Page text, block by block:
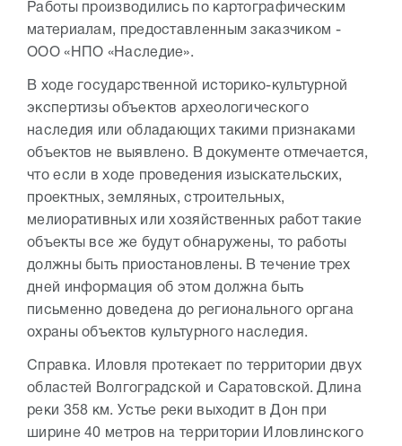
Работы производились по картографическим
материалам, предоставленным заказчиком -
ООО «НПО «Наследие».
В ходе государственной историко-культурной
экспертизы объектов археологического
наследия или обладающих такими признаками
объектов не выявлено. В документе отмечается,
что если в ходе проведения изыскательских,
проектных, земляных, строительных,
мелиоративных или хозяйственных работ такие
объекты все же будут обнаружены, то работы
должны быть приостановлены. В течение трех
дней информация об этом должна быть
письменно доведена до регионального органа
охраны объектов культурного наследия.
Справка. Иловля протекает по территории двух
областей Волгоградской и Саратовской. Длина
реки 358 км. Устье реки выходит в Дон при
ширине 40 метров на территории Иловлинского